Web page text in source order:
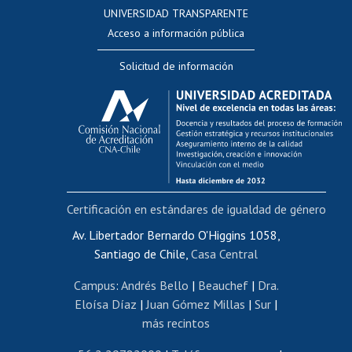
Evaluación docente
Calificación académica
Postulación al AUCAI
Funcionarias/os
Cursos internos de capacitación
Bienestar del personal
Portal de movilidad interna
Certificado de renta
Certificado de renta honorarios
Editar páginas blancas
Extranjeras/os
UNIVERSIDAD TRANSPARENTE
Acceso a información pública
Solicitud de información
Av. Libertador Bernardo O'Higgins 1058,
Santiago de Chile, Casa Central
Campus: Andrés Bello | Beauchef| Dra.
Eloísa Díaz | Juan Gómez Millas | Sur |
más recintos
Certificación en estándares de igualdad de género